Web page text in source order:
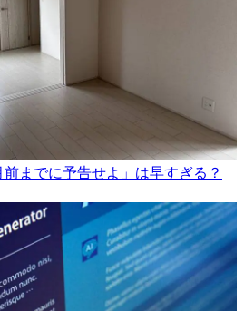
までに予告せよ」は早すぎる？